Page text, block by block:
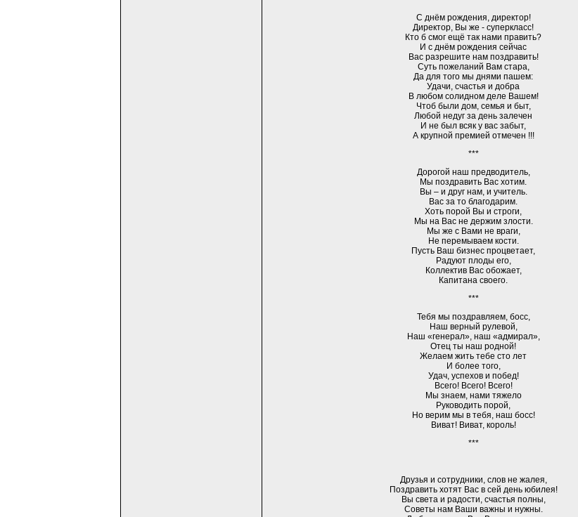
С днём рождения, директор!
Директор, Вы же - суперкласс!
Кто б смог ещё так нами править?
И с днём рождения сейчас
Вас разрешите нам поздравить!
Суть пожеланий Вам стара,
Да для того мы днями пашем:
Удачи, счастья и добра
В любом солидном деле Вашем!
Чтоб были дом, семья и быт,
Любой недуг за день залечен
И не был всяк у вас забыт,
А крупной премией отмечен !!!
***
Дорогой наш предводитель,
Мы поздравить Вас хотим.
Вы – и друг нам, и учитель.
Вас за то благодарим.
Хоть порой Вы и строги,
Мы на Вас не держим злости.
Мы же с Вами не враги,
Не перемываем кости.
Пусть Ваш бизнес процветает,
Радуют плоды его,
Коллектив Вас обожает,
Капитана своего.
***
Тебя мы поздравляем, босс,
Наш верный рулевой,
Наш «генерал», наш «адмирал»,
Отец ты наш родной!
Желаем жить тебе сто лет
И более того,
Удач, успехов и побед!
Всего! Всего! Всего!
Мы знаем, нами тяжело
Руководить порой,
Но верим мы в тебя, наш босс!
Виват! Виват, король!
***
Друзья и сотрудники, слов не жалея,
Поздравить хотят Вас в сей день юбилея!
Вы света и радости, счастья полны,
Советы нам Ваши важны и нужны.